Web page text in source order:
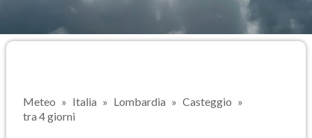
Meteo Italia Lombardia
Casteggio
tra 4 giorni